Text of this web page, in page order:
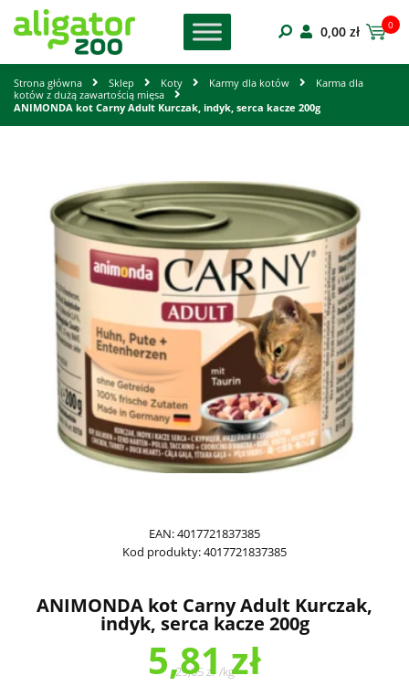
0,00 zł 0
Strona główna Sklep Koty Karmy dla kotów
Karma dla
kotów z dużą zawartością mięsa
ANIMONDA kot Carny Adult Kurczak, indyk, serca kacze 200g
EAN:4017721837385
Kod produkty:4017721837385
ANIMONDA kot Carny Adult Kurczak,
indyk, serca kacze 200g
5,81zł
29,05zł /kg